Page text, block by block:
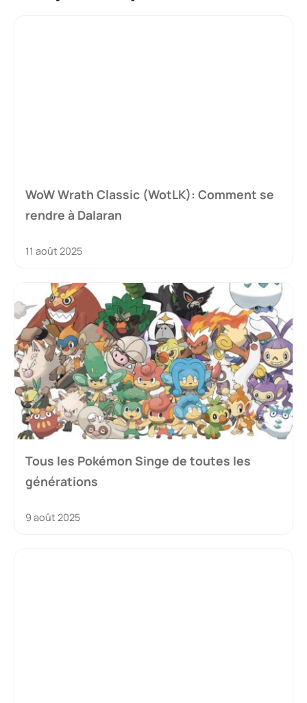
WoW Wrath Classic (WotLK): Comment se
rendre à Dalaran
11 août 2025
Tous les Pokémon Singe de toutes les
générations
9 août 2025